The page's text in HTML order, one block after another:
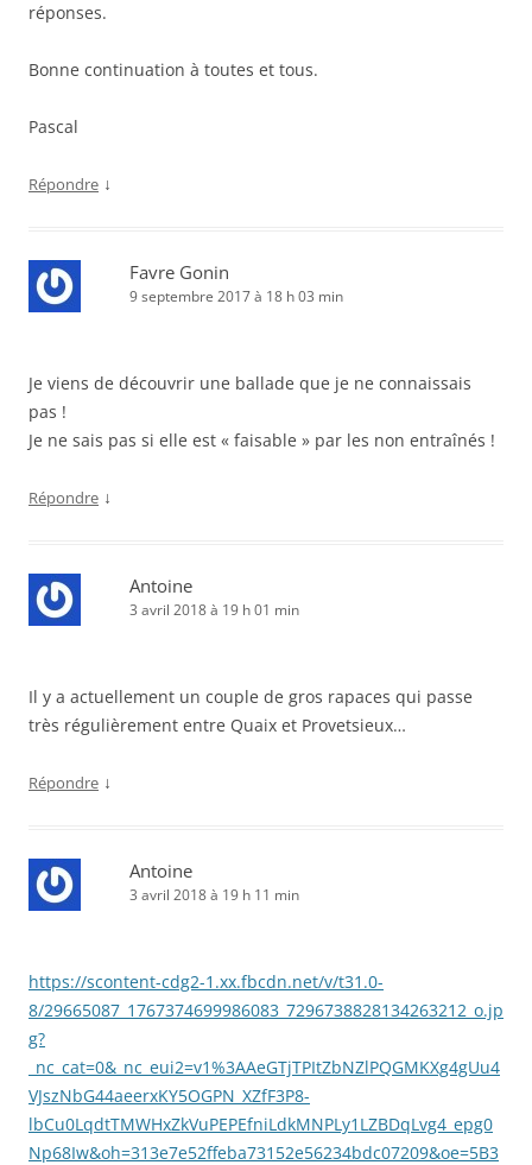
réponses.
Bonne continuation à toutes et tous.
Pascal
Répondre ↓
Favre Gonin
9 septembre 2017 à 18 h 03 min
Je viens de découvrir une ballade que je ne connaissais
pas !
Je ne sais pas si elle est « faisable » par les non entraînés !
Répondre ↓
Antoine
3 avril 2018 à 19 h 01 min
Il y a actuellement un couple de gros rapaces qui passe
très régulièrement entre Quaix et Provetsieux…
Répondre ↓
Antoine
3 avril 2018 à 19 h 11 min
https://scontent-cdg2-1.xx.fbcdn.net/v/t31.0-
8/29665087_1767374699986083_7296738828134263212_o.jp
g?
_nc_cat=0&_nc_eui2=v1%3AAeGTjTPItZbNZlPQGMKXg4gUu4
VJszNbG44aeerxKY5OGPN_XZfF3P8-
lbCu0LqdtTMWHxZkVuPEPEfniLdkMNPLy1LZBDqLvg4_epg0
Np68Iw&oh=313e7e52ffeba73152e56234bdc07209&oe=5B3